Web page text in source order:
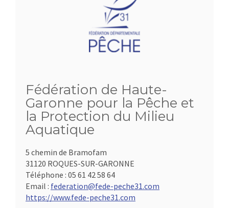
Fédération de Haute-
Garonne pour la Pêche et
la Protection du Milieu
Aquatique
5 chemin de Bramofam
31120 ROQUES-SUR-GARONNE
Téléphone : 05 61 42 58 64
Email : federation@fede-peche31.com
https://www.fede-peche31.com